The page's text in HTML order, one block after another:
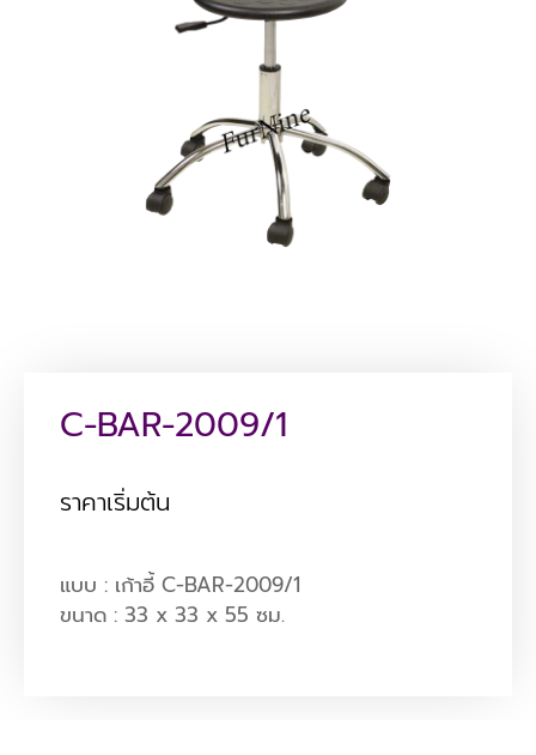
C-BAR-2009/1
ราคาเริ่มต้น
แบบ : เก้าอี้ C-BAR-2009/1
ขนาด : 33 x 33 x 55 ซม.